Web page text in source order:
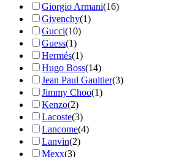
Giorgio Armani(16)
Givenchy(1)
Gucci(10)
Guess(1)
Hermés(1)
Hugo Boss(14)
Jean Paul Gaultier(3)
Jimmy Choo(1)
Kenzo(2)
Lacoste(3)
Lancome(4)
Lanvin(2)
Mexx(3)